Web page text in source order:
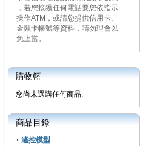
，若您接獲任何電話要您依指示
操作ATM，或請您提供信用卡、
金融卡帳號等資料，請勿理會以
免上當。
購物籃
您尚未選購任何商品.
商品目錄
遙控模型